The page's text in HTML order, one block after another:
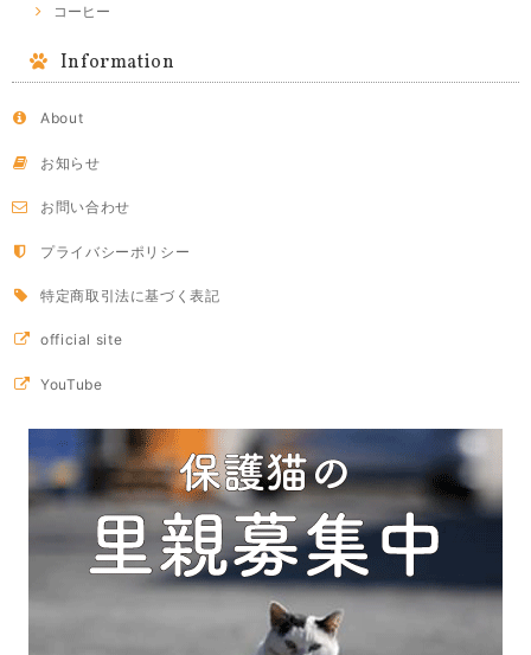
コーヒー
Information
About
お知らせ
お問い合わせ
プライバシーポリシー
特定商取引法に基づく表記
official site
YouTube